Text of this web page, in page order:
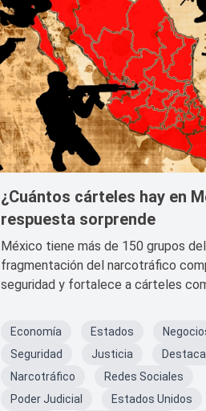
¿Cuántos cárteles hay en
respuesta sorprende
México tiene más de 150 grupos
fragmentación del narcotráfico
seguridad y fortalece a cárteles
Economía Estados
Seguridad
Justicia
Narcotráfico
Redes Sociales
Poder Judicial
Estados Unidos